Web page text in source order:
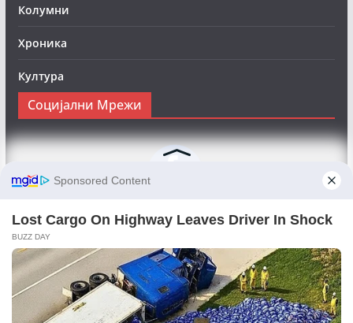
Колумни
Хроника
Култура
Социјални Мрежи
Следете нè на Фејсбук за да сте во тек со најновите